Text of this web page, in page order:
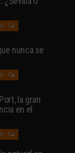
nunca se
la gran
en el